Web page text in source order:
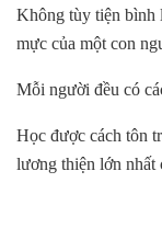
Không tùy tiện bình
mực của một con
Mỗi người đều có
Học được cách tôn
lương thiện lớn nhất